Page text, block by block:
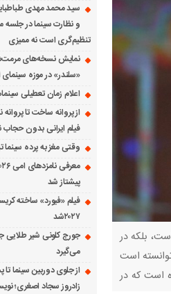
بلکه در
است
است که در
سید محمد مهدی
و نظارت سینما در جلسه
تنظیم‌گری است نه ممیزی
نمایش نسخه‌های
«سلندر» در موزه سینمای
اعلام زمان تعطیلی
از پروانه ساخت تا
فیلم ایرانی بدون
وقتی مغز به پرده
پیشتاز شد
فیلم «فیورد» ساخته
۲۰۲۷شد
می‌گیرد
از جلوی دوربین سینما
زادروز سجاد اصغری؛